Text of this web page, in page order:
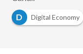
D
Digital Economy